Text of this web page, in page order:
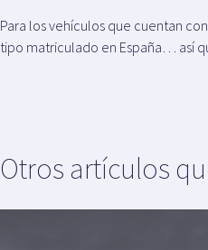
Para los vehículos que cuentan
tipo matriculado en España… así
Otros artículos